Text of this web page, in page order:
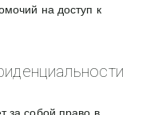
на доступ к